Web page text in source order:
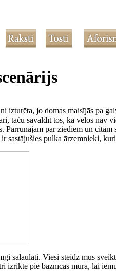
izturēta, jo domas maisījās pa
taču savaldīt tos, kā vēlos nav
Pārrunājam par ziediem un
sastājušies pulka ārzemnieki,
salaulāti. Viesi steidz mūs
izriktē pie baznīcas mūra, lai